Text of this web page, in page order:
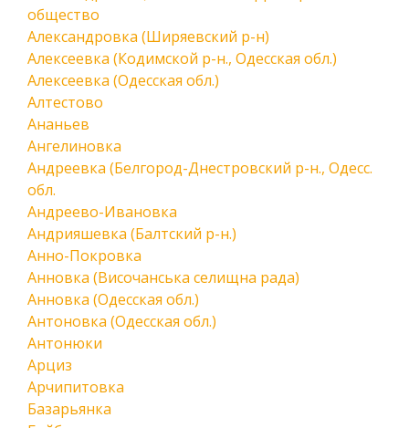
общество
Александровка (Ширяевский р-н)
Алексеевка (Кодимской р-н., Одесская обл.)
Алексеевка (Одесская обл.)
Алтестово
Ананьев
Ангелиновка
Андреевка (Белгород-Днестровский р-н., Одесс.
обл.
Андреево-Ивановка
Андрияшевка (Балтский р-н.)
Анно-Покровка
Анновка (Височанська селищна рада)
Анновка (Одесская обл.)
Антоновка (Одесская обл.)
Антонюки
Арциз
Арчипитовка
Базарьянка